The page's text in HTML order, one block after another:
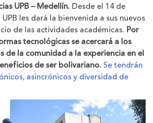
letra
letra
UPB – Medellín. Desde el 14 de
les dará la bienvenida a sus nuevos
de las actividades académicas. Por
tecnológicas se acercará a los
de la comunidad a la experiencia en el
de ser bolivariano. Se tendrán
asincrónicos y diversidad de